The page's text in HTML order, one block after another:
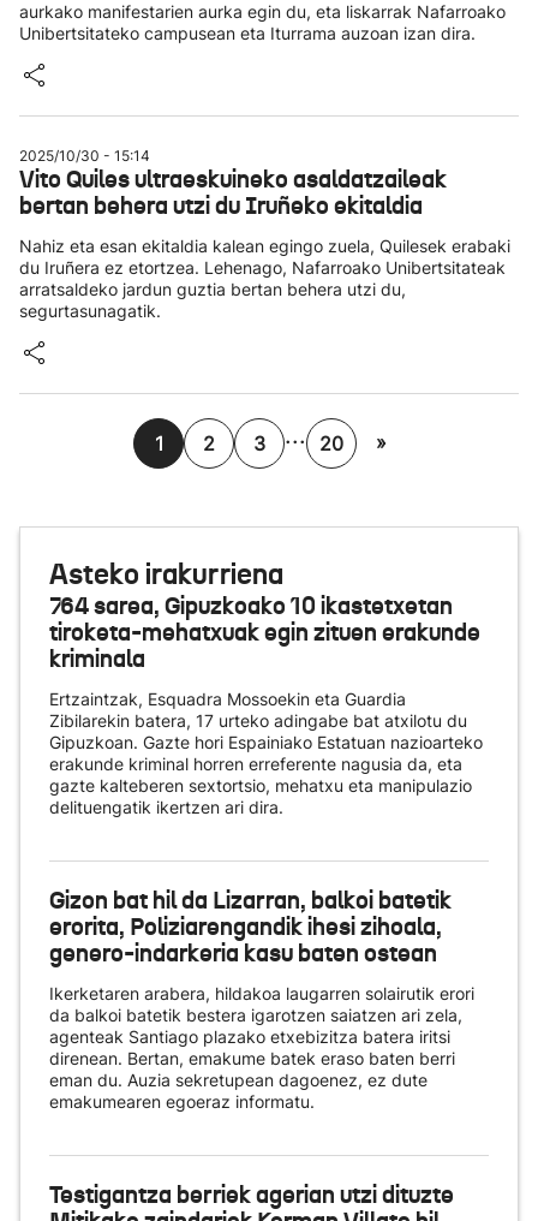
aurkako manifestarien aurka egin du, eta liskarrak Nafarroako
Unibertsitateko campusean eta Iturrama auzoan izan dira.
2025/10/30 - 15:14
Vito Quiles ultraeskuineko asaldatzaileak
bertan behera utzi du Iruñeko ekitaldia
Nahiz eta esan ekitaldia kalean egingo zuela, Quilesek erabaki
du Iruñera ez etortzea. Lehenago, Nafarroako Unibertsitateak
arratsaldeko jardun guztia bertan behera utzi du,
segurtasunagatik.
1 2 3 ... 20 »
Asteko irakurriena
764 sarea, Gipuzkoako 10 ikastetxetan
tiroketa-mehatxuak egin zituen erakunde
kriminala
Ertzaintzak, Esquadra Mossoekin eta Guardia
Zibilarekin batera, 17 urteko adingabe bat atxilotu du
Gipuzkoan. Gazte hori Espainiako Estatuan nazioarteko
erakunde kriminal horren erreferente nagusia da, eta
gazte kalteberen sextortsio, mehatxu eta manipulazio
delituengatik ikertzen ari dira.
Gizon bat hil da Lizarran, balkoi batetik
erorita, Poliziarengandik ihesi zihoala,
genero-indarkeria kasu baten ostean
Ikerketaren arabera, hildakoa laugarren solairutik erori
da balkoi batetik bestera igarotzen saiatzen ari zela,
agenteak Santiago plazako etxebizitza batera iritsi
direnean. Bertan, emakume batek eraso baten berri
eman du. Auzia sekretupean dagoenez, ez dute
emakumearen egoeraz informatu.
Testigantza berriek agerian utzi dituzte